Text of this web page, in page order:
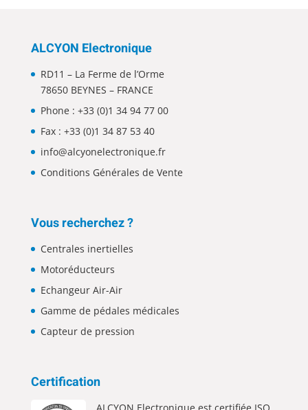
ALCYON Electronique
RD11 – La Ferme de l’Orme
78650 BEYNES – FRANCE
Phone : +33 (0)1 34 94 77 00
Fax : +33 (0)1 34 87 53 40
info@alcyonelectronique.fr
Conditions Générales de Vente
Vous recherchez ?
Centrales inertielles
Motoréducteurs
Echangeur Air-Air
Gamme de pédales médicales
Capteur de pression
Certification